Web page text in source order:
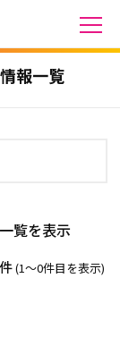
報一覧
覧を表示
(1〜0件目を表示)